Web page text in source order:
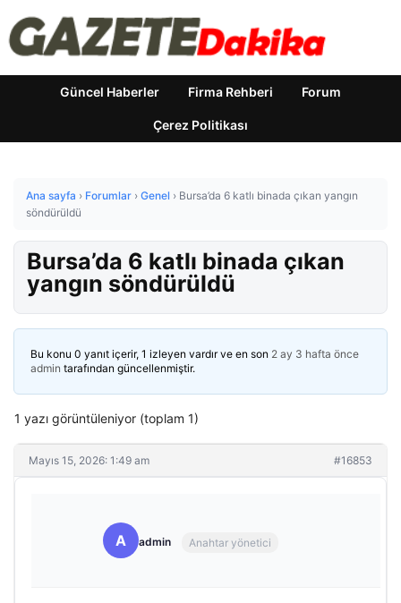
Güncel Haberler Firma Rehberi Forum
Çerez Politikası
Ana sayfa › Forumlar › Genel › Bursa’da 6 katlı binada çıkan yangın
söndürüldü
Bursa’da 6 katlı binada çıkan
yangın söndürüldü
Bu konu 0 yanıt içerir, 1 izleyen vardır ve en son 2 ay 3 hafta önce
admin tarafından güncellenmiştir.
1 yazı görüntüleniyor (toplam 1)
Mayıs 15, 2026: 1:49 am #16853
A admin Anahtar yönetici